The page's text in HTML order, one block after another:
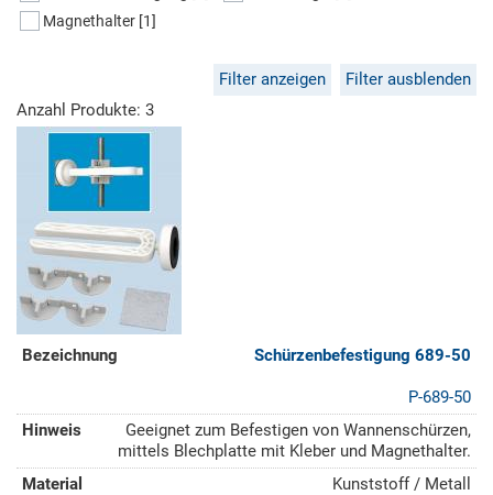
Magnethalter [1]
Filter anzeigen
Filter ausblenden
Anzahl Produkte: 3
Schürzenbefestigung 689-50
P-689-50
Geeignet zum Befestigen von Wannenschürzen,
mittels Blechplatte mit Kleber und Magnethalter.
Kunststoff / Metall